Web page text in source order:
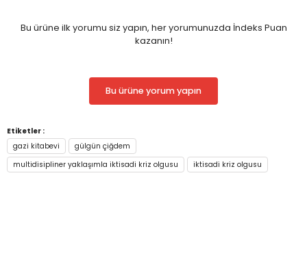
Kağıt Türü: 1. Hamur
Kapak Türü: Karton Kapak
Bu ürüne ilk yorumu siz yapın, her yorumunuzda İndeks Puan
kazanın!
Bu ürüne yorum yapın
Etiketler :
gazi kitabevi
gülgün çiğdem
multidisipliner yaklaşımla iktisadi kriz olgusu
iktisadi kriz olgusu